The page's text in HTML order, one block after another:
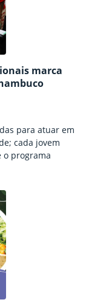
marca
para atuar em
cada jovem
o programa